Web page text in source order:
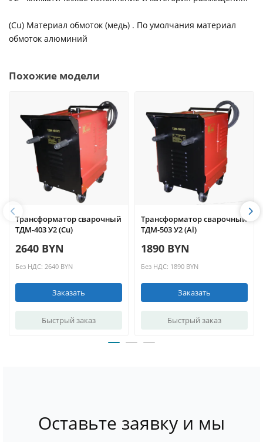
(Cu) Материал обмоток (медь) . По умолчания материал
обмоток алюминий
Похожие модели
Трансформатор сварочный
ТДМ-403 У2 (Cu)
2640 BYN
Без НДС: 2640 BYN
Заказать
Быстрый заказ
Трансформатор сварочный
ТДМ-503 У2 (Al)
1890 BYN
Без НДС: 1890 BYN
Заказать
Быстрый заказ
Оставьте заявку и мы